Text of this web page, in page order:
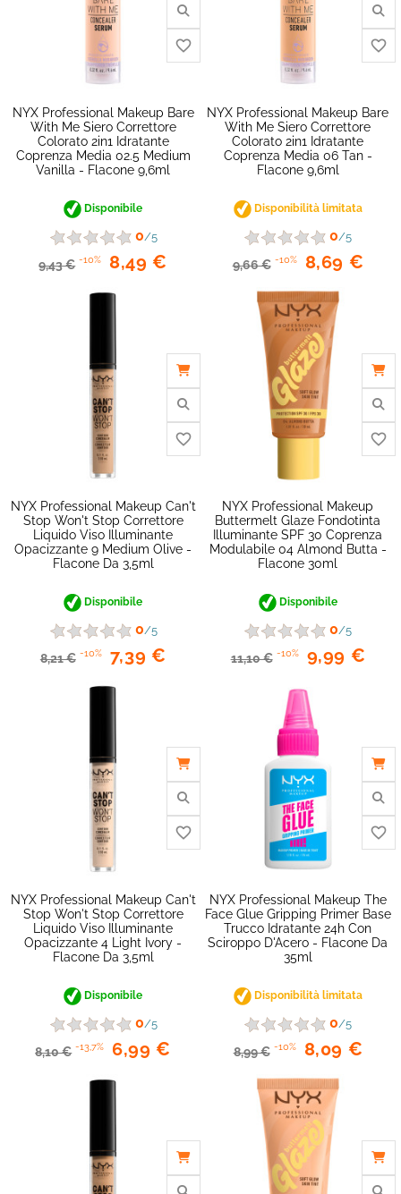
favorite_border
NYX Professional Makeup Bare
With Me Siero Correttore
Colorato 2in1 Idratante
Coprenza Media 02.5 Medium
Vanilla - Flacone 9,6ml
Disponibile
0/5
9,43 € -10% 8,49 €
NYX Professional Makeup Bare
With Me Siero Correttore
Colorato 2in1 Idratante
Coprenza Media 06 Tan -
Flacone 9,6ml
Disponibilità limitata
0/5
9,66 € -10% 8,69 €
NYX Professional Makeup Can't
Stop Won't Stop Correttore
Liquido Viso Illuminante
Opacizzante 9 Medium Olive -
Flacone Da 3,5ml
Disponibile
0/5
8,21 € -10% 7,39 €
NYX Professional Makeup
Buttermelt Glaze Fondotinta
Illuminante SPF 30 Coprenza
Modulabile 04 Almond Butta -
Flacone 30ml
Disponibile
0/5
11,10 € -10% 9,99 €
NYX Professional Makeup Can't
Stop Won't Stop Correttore
Liquido Viso Illuminante
Opacizzante 4 Light Ivory -
Flacone Da 3,5ml
Disponibile
0/5
8,10 € -13,7% 6,99 €
NYX Professional Makeup The
Face Glue Gripping Primer Base
Trucco Idratante 24h Con
Sciroppo D'Acero - Flacone Da
35ml
Disponibilità limitata
0/5
8,99 € -10% 8,09 €